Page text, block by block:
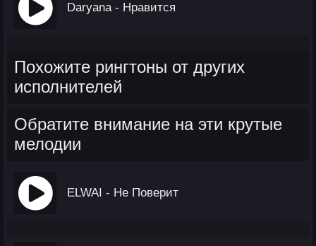
Daryana - Нравится
Похожите рингтоны от других
исполнителей
Обратите внимание на эти крутые
мелодии
ELWAI - Не Поверит